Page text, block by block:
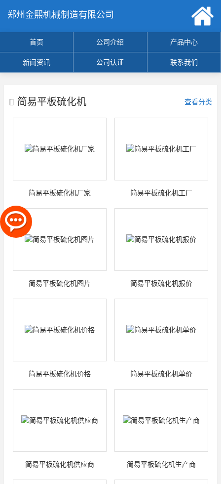
郑州金熙机械制造有限公司
首页 公司介绍 产品中心
新闻资讯 公司认证 联系我们
简易平板硫化机 查看分类
简易平板硫化机厂家 简易平板硫化机工厂
简易平板硫化机图片 简易平板硫化机报价
简易平板硫化机价格 简易平板硫化机单价
简易平板硫化机供应商 简易平板硫化机生产商